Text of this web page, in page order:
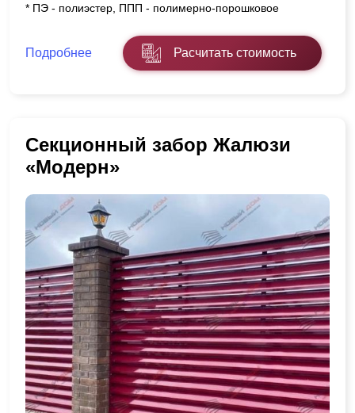
* ПЭ - полиэстер, ППП - полимерно-порошковое
Подробнее Расчитать стоимость
Секционный забор Жалюзи
«Модерн»